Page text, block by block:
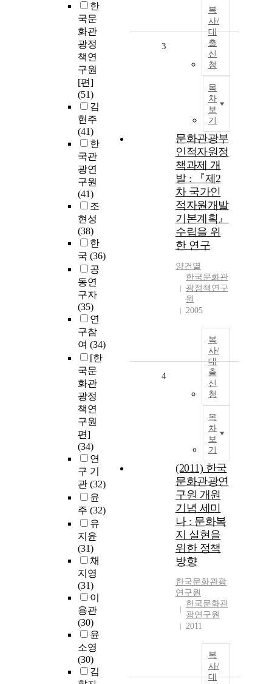
한
국문
화관
광정
책연
구원
[편]
(51)
김
현주
(41)
한
국관
광연
구원
(41)
조
현성
(38)
한
국 (36)
공
동연
구자
(35)
연
구참
여 (34)
[한
국문
화관
광정
책연
구원
편]
(34)
연
구 기
관 (32)
윤
주 (32)
유
지윤
(31)
채
지영
(31)
이
용관
(30)
윤
소영
(30)
김
복
사/
대
출
신
청
목
차
보
기
3
문화관광부
인적자원정
책과제 개
발 : 『제2
차 국가인
적자원개발
기본계획』
수립을 위
한 연구
양건열
한국문화관
광정책연구
원
2005
복
사/
대
출
신
청
목
차
보
기
4
(2011) 한국
문화관광연
구원 개원
기념 세미
나 : 문화복
지 실현을
위한 정책
방향
한국문화관광
연구원
한국문화관
광연구원
2011
복
사/
대